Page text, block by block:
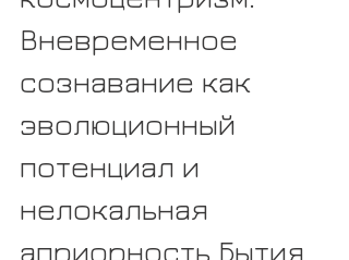
Интегральный AQAL-подход
Интегральный
космоцентризм.
Вневременное
сознавание как
эволюционный